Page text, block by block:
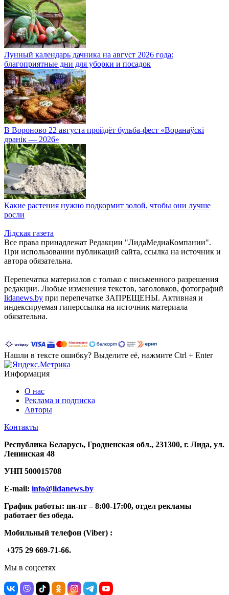
Лунный календарь дачника на август 2026 года:
благоприятные дни для уборки и посадок
В Вороново 22 августа пройдёт бульба-фест «Воранаўскі
дранік — 2026»
Какие растения нужно подкормит золой, чтобы они лучше
росли
Лiдская газета
Все права принадлежат Редакции "ЛидаМедиаКомпании".
При использовании публикаций сайта, ссылка на источник и
автора обязательна.
Перепечатка материалов c только с письменного разрешения
редакции. Любые изменения текстов, заголовков, фотографий
lidanews.by при перепечатке ЗАПРЕЩЕНЫ. Активная и
индексируемая гиперссылка на источник материала
обязательна.
Нашли в тексте ошибку? Выделите её, нажмите Ctrl + Enter
Информация
О нас
Реклама и подписка
Авторы
Контакты
Республика Беларусь, Гродненская обл., 231300, г. Лида, ул.
Ленинская 48
УНП 500015708
E-mail: info@lidanews.by
График работы: пн-пт –8:00-17:00, отдел рекламы
работает без обеда.
Мобильный телефон (Viber) :
+375 29 669-71-66.
Мы в соцсетях